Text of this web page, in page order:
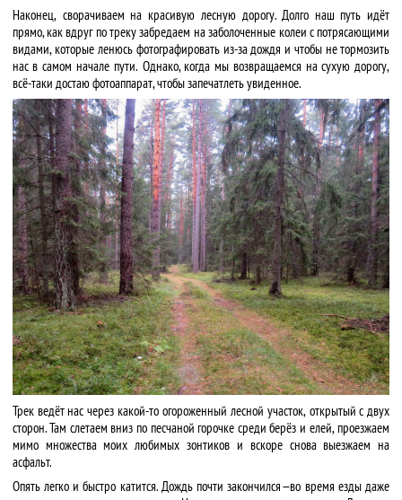
Наконец, сворачиваем на красивую лесную дорогу. Долго наш путь идёт
прямо, как вдруг по треку забредаем на заболоченные колеи с потрясающими
видами, которые ленюсь фотографировать из-за дождя и чтобы не тормозить
нас в самом начале пути. Однако, когда мы возвращаемся на сухую дорогу,
всё-таки достаю фотоаппарат, чтобы запечатлеть увиденное.
Трек ведёт нас через какой-то огороженный лесной участок, открытый с двух
сторон. Там слетаем вниз по песчаной горочке среди берёз и елей, проезжаем
мимо множества моих любимых зонтиков и вскоре снова выезжаем на
асфальт.
Опять легко и быстро катится. Дождь почти закончился — во время езды даже